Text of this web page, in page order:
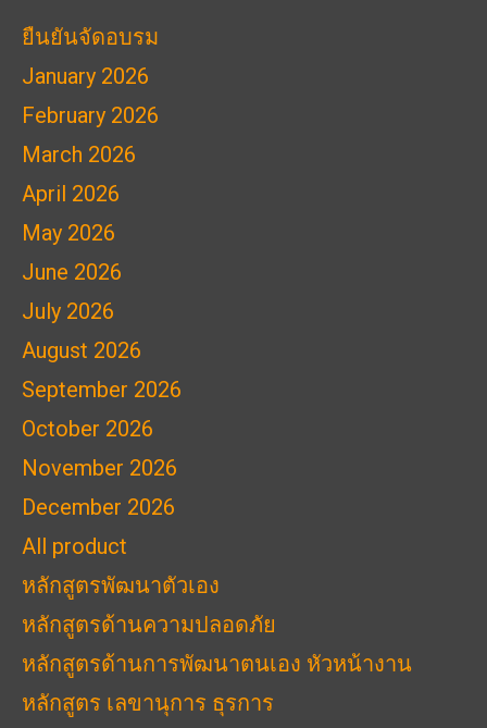
ยืนยันจัดอบรม
January 2026
February 2026
March 2026
April 2026
May 2026
June 2026
July 2026
August 2026
September 2026
October 2026
November 2026
December 2026
All product
หลักสูตรพัฒนาตัวเอง
หลักสูตรด้านความปลอดภัย
หลักสูตรด้านการพัฒนาตนเอง หัวหน้างาน
หลักสูตร เลขานุการ ธุรการ